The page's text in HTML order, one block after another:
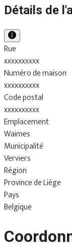
Détails de
Rue
xxxxxxxxxx
Numéro de maison
xxxxxxxxxx
Code postal
xxxxxxxxxx
Emplacement
Waimes
Municipalité
Verviers
Région
Province de Liège
Pays
Belgique